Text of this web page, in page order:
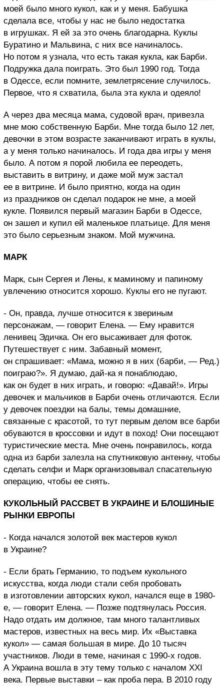
моей было много кукол, как и у меня. Бабушка
сделала все, чтобы у нас не было недостатка
в игрушках. Я ей за это очень благодарна. Куклы
Буратино и Мальвина, с них все начиналось.
Но потом я узнала, что есть такая кукла, как Барби.
Подружка дала поиграть. Это был 1990 год. Тогда
в Одессе, если помните, землетрясение случилось.
Первое, что я схватила, была эта кукла и одеяло!
А через два месяца мама, судовой врач, привезла
мне мою собственную Барби. Мне тогда было 12 лет,
девочки в этом возрасте заканчивают играть в куклы,
а у меня только начиналось. И года два игры у меня
было. А потом я порой любила ее переодеть,
выставить в витрину, и даже мой муж застал
ее в витрине. И было приятно, когда на один
из праздников он сделал подарок не мне, а моей
кукле. Появился первый магазин Барби в Одессе,
он зашел и купил ей маленькое платьице. Для меня
это было серьезным знаком. Мой мужчина.
МАРК
Марк, сын Сергея и Лены, к маминому и папиному
увлечению относится хорошо. Куклы его не пугают.
- Он, правда, лучше относится к звериным
персонажам, — говорит Елена. — Ему нравится
ленивец Эдичка. Он его высаживает для фоток.
Путешествует с ним. Забавный момент,
он спрашивает: «Мама, можно я в них (барби, — Ред.)
поиграю?». Я думаю, дай-ка я понаблюдаю,
как он будет в них играть, и говорю: «Давай!». Игры
девочек и мальчиков в Барби очень отличаются. Если
у девочек поездки на балы, темы домашние,
связанные с красотой, то тут первым делом все барби
обуваются в кроссовки и идут в поход! Они посещают
туристические места. Мне очень понравилось, когда
одна из барби залезла на спутниковую антенну, чтобы
сделать селфи и Марк организовывал спасательную
операцию, чтобы ее снять.
КУКОЛЬНЫЙ РАССВЕТ В УКРАИНЕ И БЛОШИНЫЕ
РЫНКИ ЕВРОПЫ
- Когда начался золотой век мастеров кукол
в Украине?
- Если брать Германию, то подъем кукольного
искусства, когда люди стали себя пробовать
в изготовлении авторских кукол, начался еще в 1980-
е, — говорит Елена. — Позже подтянулась Россия.
Надо отдать им должное, там много талантливых
мастеров, известных на весь мир. Их «Выставка
кукол» — самая большая в мире. До 10 тысяч
участников. Люди в теме, начиная с 1990-х годов.
А Украина вошла в эту тему только с началом XXI
века. Первые выставки – как проба пера. В 2010 году